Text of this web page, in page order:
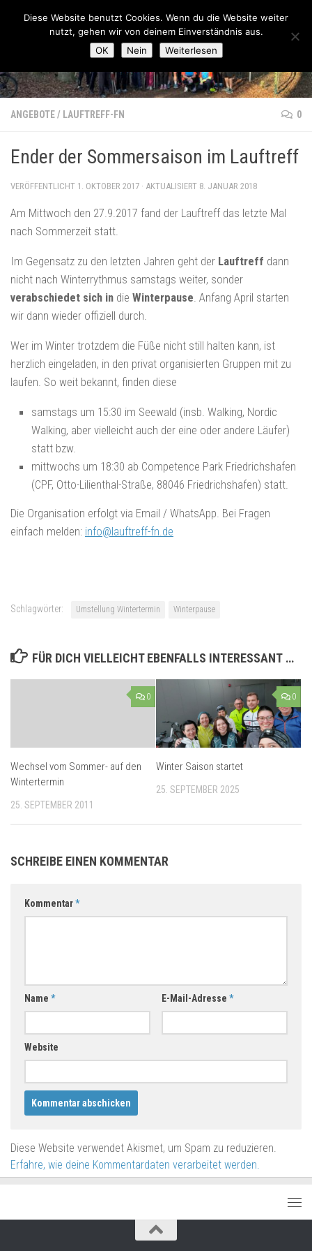
Zum Inhalt springen
Lauftreff-FN
ANGEBOTE/ LAUFTREFF-FN 0
Ender der Sommersaison im Lauftreff
VERÖFFENTLICHT 1. OKTOBER 2017 · AKTUALISIERT 8. JANUAR 2018
Am Mittwoch den 27.9.2017 fand der Lauftreff das letzte Mal
nach Sommerzeit statt.
Im Gegensatz zu den letzten Jahren geht der Lauftreff dann
nicht nach Winterrythmus samstags weiter, sonder
verabschiedet sich in die Winterpause. Anfang April starten
wir dann wieder offiziell durch.
Wer im Winter trotzdem die Füße nicht still halten kann, ist
herzlich eingeladen, in den privat organisierten Gruppen mit zu
laufen. So weit bekannt, finden diese
samstags um 15:30 im Seewald (insb. Walking, Nordic
Walking, aber vielleicht auch der eine oder andere Läufer)
statt bzw.
mittwochs um 18:30 ab Competence Park Friedrichshafen
(CPF, Otto-Lilienthal-Straße, 88046 Friedrichshafen) statt.
Die Organisation erfolgt via Email / WhatsApp. Bei Fragen
einfach melden: info@lauftreff-fn.de
Schlagwörter: Umstellung Wintertermin Winterpause
FÜR DICH VIELLEICHT EBENFALLS INTERESSANT …
0
Wechsel vom Sommer- auf den
Wintertermin
25. SEPTEMBER 2011
0
Winter Saison startet
25. SEPTEMBER 2025
SCHREIBE EINEN KOMMENTAR
Kommentar*
Name * E-Mail-Adresse *
Website
Diese Website verwendet Akismet, um Spam zu reduzieren.
Erfahre, wie deine Kommentardaten verarbeitet werden.
Diese Website benutzt Cookies. Wenn du die Website weiter
nutzt, gehen wir von deinem Einverständnis aus.
OK
Nein Weiterlesen